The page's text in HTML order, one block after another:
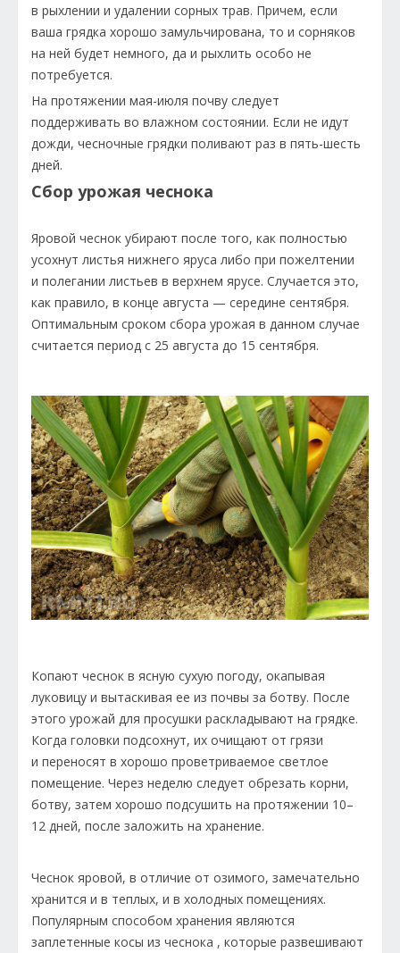
в рыхлении и удалении сорных трав. Причем, если
ваша грядка хорошо замульчирована, то и сорняков
на ней будет немного, да и рыхлить особо не
потребуется.
На протяжении мая-июля почву следует
поддерживать во влажном состоянии. Если не идут
дожди, чесночные грядки поливают раз в пять-шесть
дней.
Сбор урожая чеснока
Яровой чеснок убирают после того, как полностью
усохнут листья нижнего яруса либо при пожелтении
и полегании листьев в верхнем ярусе. Случается это,
как правило, в конце августа — середине сентября.
Оптимальным сроком сбора урожая в данном случае
считается период с 25 августа до 15 сентября.
Копают чеснок в ясную сухую погоду, окапывая
луковицу и вытаскивая ее из почвы за ботву. После
этого урожай для просушки раскладывают на грядке.
Когда головки подсохнут, их очищают от грязи
и переносят в хорошо проветриваемое светлое
помещение. Через неделю следует обрезать корни,
ботву, затем хорошо подсушить на протяжении 10–
12 дней, после заложить на хранение.
Чеснок яровой, в отличие от озимого, замечательно
хранится и в теплых, и в холодных помещениях.
Популярным способом хранения являются
заплетенные косы из чеснока , которые развешивают